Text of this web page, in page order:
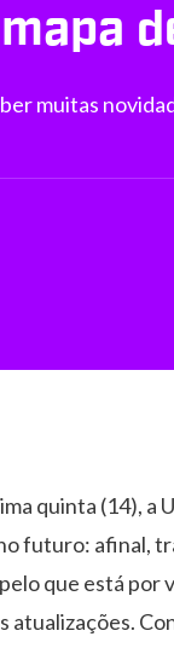
muitas
quinta (14), a
futuro: afinal,
que está por
atualizações.